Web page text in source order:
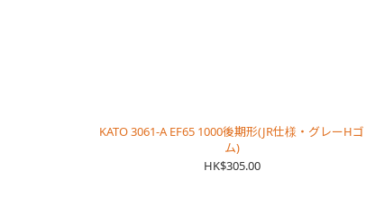
KATO 3061-A EF65 1000後期形(JR仕様・グレーHゴ
ム)
HK$305.00